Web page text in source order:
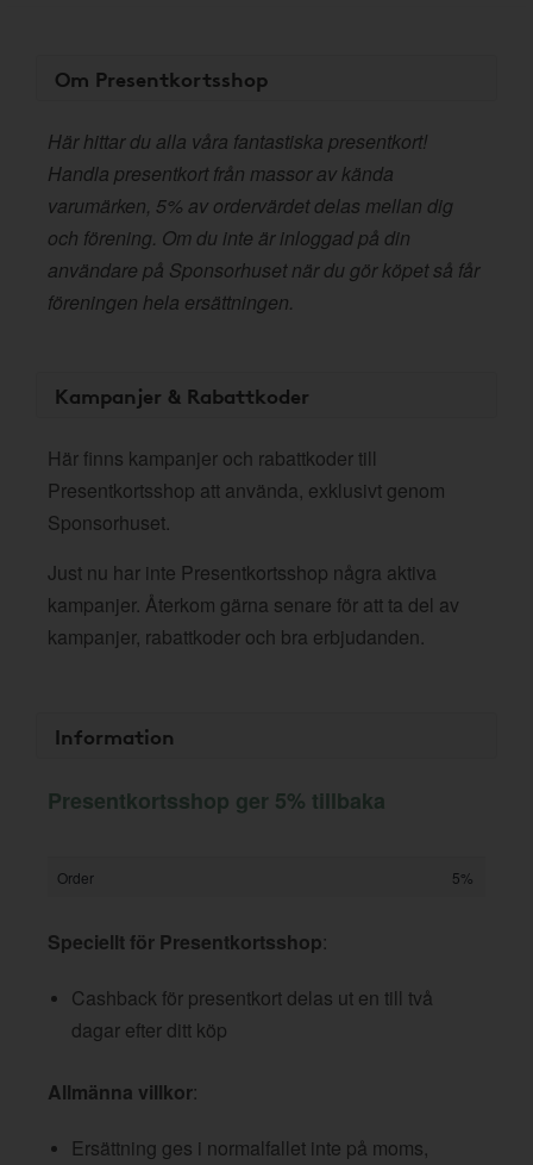
Om Presentkortsshop
Här hittar du alla våra fantastiska presentkort!
Handla presentkort från massor av kända
varumärken, 5% av ordervärdet delas mellan dig
och förening. Om du inte är inloggad på din
användare på Sponsorhuset när du gör köpet så får
föreningen hela ersättningen.
Kampanjer & Rabattkoder
Här finns kampanjer och rabattkoder till
Presentkortsshop att använda, exklusivt genom
Sponsorhuset.
Just nu har inte Presentkortsshop några aktiva
kampanjer. Återkom gärna senare för att ta del av
kampanjer, rabattkoder och bra erbjudanden.
Information
Presentkortsshop ger 5% tillbaka
Order 5%
Speciellt för Presentkortsshop:
Cashback för presentkort delas ut en till två
dagar efter ditt köp
Allmänna villkor:
Ersättning ges i normalfallet inte på moms,